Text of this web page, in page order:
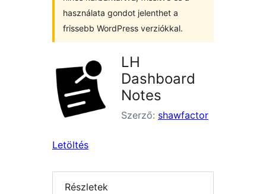
használata gondot jelenthet a
frissebb WordPress verziókkal.
LH
Dashboard
Notes
Szerző: shawfactor
Letöltés
Részletek